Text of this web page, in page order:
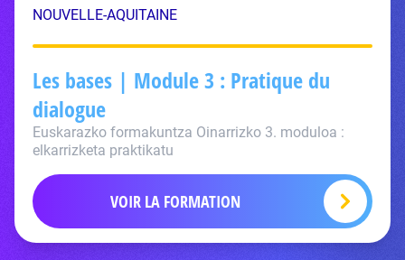
NOUVELLE-AQUITAINE
Les bases | Module 3 : Pratique du
dialogue
Euskarazko formakuntza Oinarrizko 3. moduloa :
elkarrizketa praktikatu
VOIR LA FORMATION